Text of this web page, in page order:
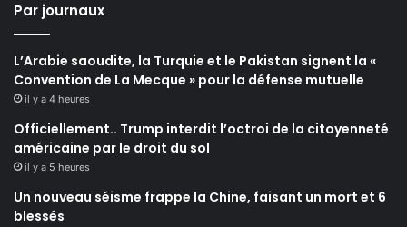
Par journaux
L’Arabie saoudite, la Turquie et le Pakistan signent la «
Convention de La Mecque » pour la défense mutuelle
il y a 4 heures
Officiellement.. Trump interdit l’octroi de la citoyenneté
américaine par le droit du sol
il y a 5 heures
Un nouveau séisme frappe la Chine, faisant un mort et 6
blessés